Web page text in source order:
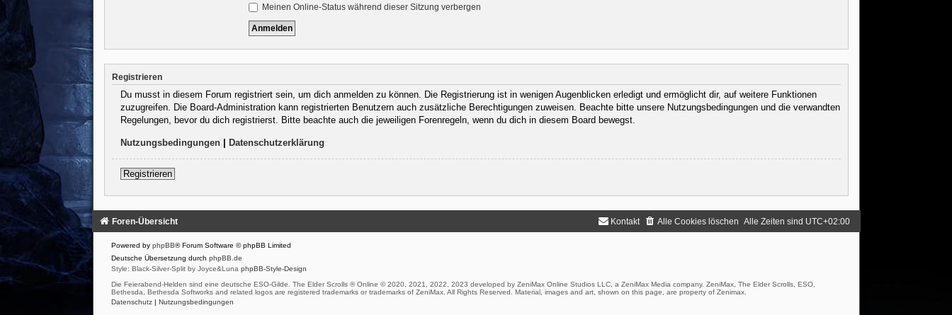
Meinen Online-Status während dieser Sitzung verbergen
Registrieren
Du musst in diesem Forum registriert sein, um dich anmelden zu können. Die Registrierung ist in wenigen Augenblicken erledigt und ermöglicht dir, auf weitere Funktionen
zuzugreifen. Die Board-Administration kann registrierten Benutzern auch zusätzliche Berechtigungen zuweisen. Beachte bitte unsere Nutzungsbedingungen und die verwandten
Regelungen, bevor du dich registrierst. Bitte beachte auch die jeweiligen Forenregeln, wenn du dich in diesem Board bewegst.
Nutzungsbedingungen| Datenschutzerklärung
Registrieren
Foren-Übersicht Alle Zeiten sind UTC+02:00
Alle Cookies löschen
Kontakt
Powered by phpBB® Forum Software © phpBB Limited
Deutsche Übersetzung durch phpBB.de
Style: Black-Silver-Split by Joyce&Luna phpBB-Style-Design
Die Feierabend-Helden sind eine deutsche ESO-Gilde. The Elder Scrolls ® Online © 2020, 2021, 2022, 2023 developed by ZeniMax Online Studios LLC, a ZeniMax Media company. ZeniMax, The Elder Scrolls, ESO,
Bethesda, Bethesda Softworks and related logos are registered trademarks or trademarks of ZeniMax. All Rights Reserved. Material, images and art, shown on this page, are property of Zenimax.
Datenschutz | Nutzungsbedingungen